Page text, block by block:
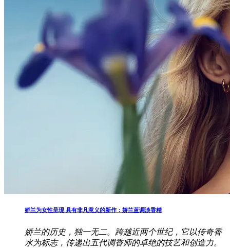
娇兰为女性呈现 具有非凡意义的新作：娇兰蓝调淡香精
娇兰的历史，独一无二。跨越近两个世纪，它以传奇香
水为标志，传递出五代调香师的卓绝的技艺和创造力。